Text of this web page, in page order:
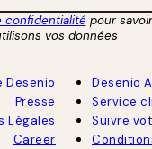
confidentialitépour
vos données
Desenio
Presse
Légales
Career
Desenio
Service
Suivre